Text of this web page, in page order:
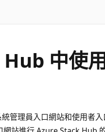
中使
管理員入口網站和使用者